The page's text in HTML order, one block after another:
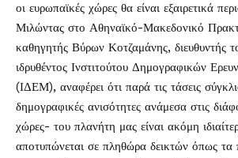
οι ευρωπαϊκές χώρες θα είναι εξαιρετικά
Μιλώντας στο Αθηναϊκό-Μακεδονικό
καθηγητής Βύρων Κοτζαμάνης, διευθυντής
ιδρυθέντος Ινστιτούτου Δημογραφικών
(ΙΔΕΜ), αναφέρει ότι παρά τις τάσεις
δημογραφικές ανισότητες ανάμεσα στις
χώρες- του πλανήτη μας είναι ακόμη
αποτυπώνεται σε πληθώρα δεικτών όπως τα